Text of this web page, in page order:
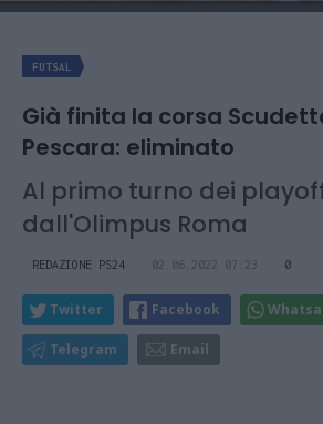
FUTSAL
Già finita la corsa
Pescara: eliminato
Al primo turno dei
dall'Olimpus Roma
REDAZIONE PS24 02.06.2022 07:23 0
Twitter Facebook
Telegram Email